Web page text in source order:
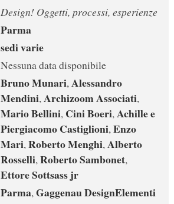
Design! Oggetti, processi, esperienze
Parma
sedi varie
Nessuna data disponibile
Bruno Munari,Alessandro
Mendini,Archizoom Associati,
Mario Bellini, Cini Boeri,Achille e
Piergiacomo Castiglioni,Enzo
Mari,Roberto Menghi,Alberto
Rosselli,Roberto Sambonet,
Ettore Sottsass jr
Parma,Gaggenau DesignElementi